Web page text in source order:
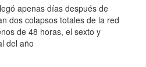
apenas días después de
dos colapsos totales de la red
de 48 horas, el sexto y
del año